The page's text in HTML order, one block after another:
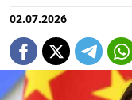
02.07.2026